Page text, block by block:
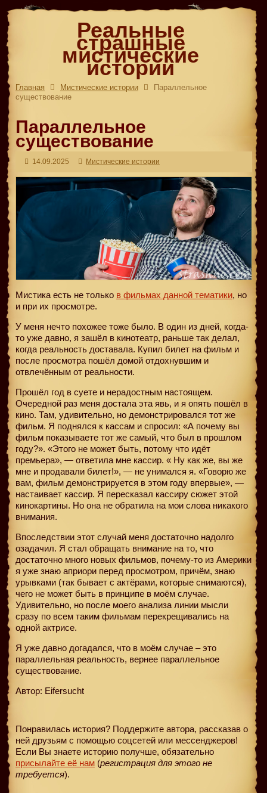
Реальные
страшные
мистические
истории
Главная Мистические истории
Параллельное
существование
Параллельное
существование
14.09.2025 Мистические истории
Мистика есть не только в фильмах данной тематики, но
и при их просмотре.
У меня нечто похожее тоже было. В один из дней, когда-
то уже давно, я зашёл в кинотеатр, раньше так делал,
когда реальность доставала. Купил билет на фильм и
после просмотра пошёл домой отдохнувшим и
отвлечённым от реальности.
Прошёл год в суете и нерадостным настоящем.
Очередной раз меня достала эта явь, и я опять пошёл в
кино. Там, удивительно, но демонстрировался тот же
фильм. Я поднялся к кассам и спросил: «А почему вы
фильм показываете тот же самый, что был в прошлом
году?». «Этого не может быть, потому что идёт
премьера», — ответила мне кассир. « Ну как же, вы же
мне и продавали билет!», — не унимался я. «Говорю же
вам, фильм демонстрируется в этом году впервые», —
настаивает кассир. Я пересказал кассиру сюжет этой
кинокартины. Но она не обратила на мои слова никакого
внимания.
Впоследствии этот случай меня достаточно надолго
озадачил. Я стал обращать внимание на то, что
достаточно много новых фильмов, почему-то из Америки
я уже знаю априори перед просмотром, причём, знаю
урывками (так бывает с актёрами, которые снимаются),
чего не может быть в принципе в моём случае.
Удивительно, но после моего анализа линии мысли
сразу по всем таким фильмам перекрещивались на
одной актрисе.
Я уже давно догадался, что в моём случае – это
параллельная реальность, вернее параллельное
существование.
Автор: Eifersucht
Понравилась история? Поддержите автора, рассказав о
ней друзьям с помощью соцсетей или мессенджеров!
Если Вы знаете историю получше, обязательно
присылайте её нам (регистрация для этого не
требуется).